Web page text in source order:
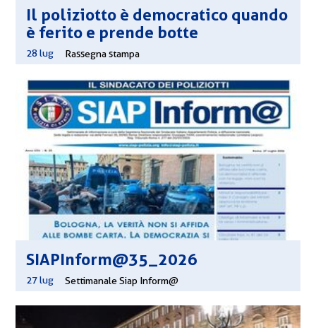
Il poliziotto è democratico quando
è ferito e prende botte
28 lug Rassegna stampa
SIAPInform@35_2026
27 lug Settimanale Siap Inform@